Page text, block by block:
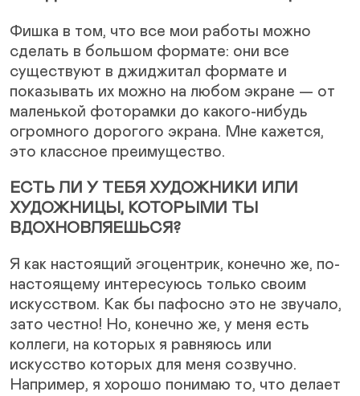
Фишка в том, что все мои работы можно
сделать в большом формате: они все
существуют в джиджитал формате и
показывать их можно на любом экране — от
маленькой фоторамки до какого-нибудь
огромного дорогого экрана. Мне кажется,
это классное преимущество.
ЕСТЬ ЛИ У ТЕБЯ ХУДОЖНИКИ ИЛИ
ХУДОЖНИЦЫ, КОТОРЫМИ ТЫ
ВДОХНОВЛЯЕШЬСЯ?
Я как настоящий эгоцентрик, конечно же, по-
настоящему интересуюсь только своим
искусством. Как бы пафосно это не звучало,
зато честно! Но, конечно же, у меня есть
коллеги, на которых я равняюсь или
искусство которых для меня созвучно.
Например, я хорошо понимаю то, что делает